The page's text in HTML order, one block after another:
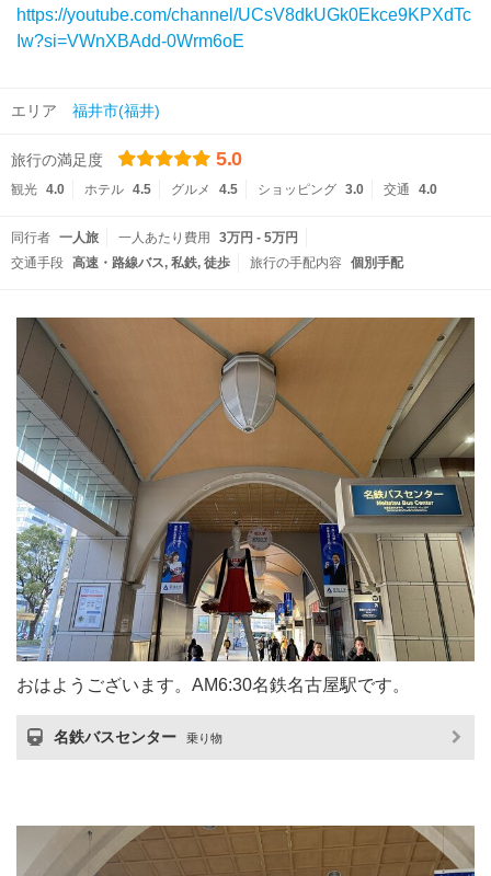
https://youtube.com/channel/UCsV8dkUGk0Ekce9KPXdTc
Iw?si=VWnXBAdd-0Wrm6oE
エリア 福井市(福井)
旅行の満足度 5.0
観光 4.0 ホテル 4.5 グルメ 4.5 ショッピング 3.0 交通 4.0
同行者 一人旅 一人あたり費用
3万円 - 5万円
交通手段 高速・路線バス 私鉄 徒歩 旅行の手配内容 個別手配
おはようございます。AM6:30名鉄名古屋駅です。
名鉄バスセンター 乗り物